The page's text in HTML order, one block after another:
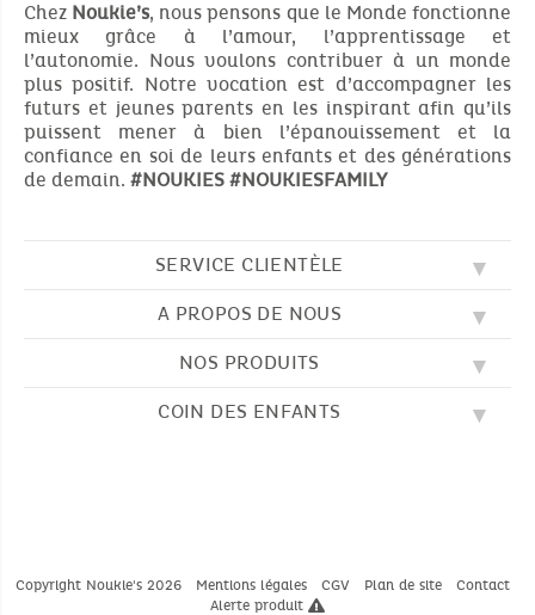
Chez Noukie’s, nous pensons que le Monde fonctionne
mieux grâce à l’amour, l’apprentissage et
l’autonomie. Nous voulons contribuer à un monde
plus positif. Notre vocation est d’accompagner les
futurs et jeunes parents en les inspirant afin qu’ils
puissent mener à bien l’épanouissement et la
confiance en soi de leurs enfants et des générations
de demain. #NOUKIES #NOUKIESFAMILY
SERVICE CLIENTÈLE
QUESTIONS FRÉQUENTES (FAQ)
CONTACTEZ-NOUS
CGV
A PROPOS DE NOUS
NOS VALEURS
NOTRE HISTOIRE
NOS PRODUITS
BRODERIE
COIN DES ENFANTS
Copyright Noukie's 2026 Mentions légales CGV Plan de site
Contact
Alerte produit